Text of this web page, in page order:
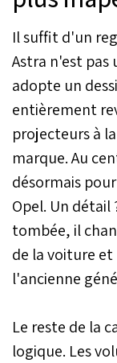
Il suffit d'un
Astra n'est pas
adopte un
entièrement
projecteurs à
marque. Au
désormais
Opel. Un détail
tombée, il
de la voiture et
l'ancienne
Le reste de la
logique. Les